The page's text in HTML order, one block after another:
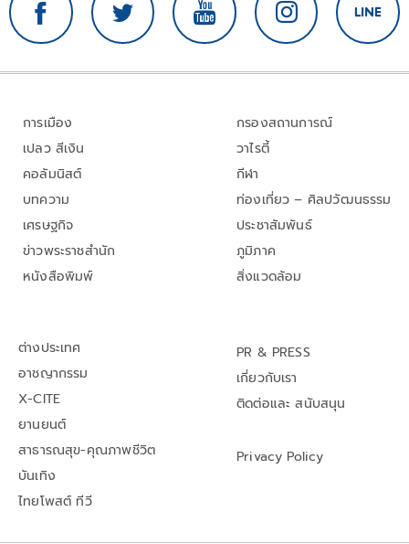
การเมือง
เปลว สีเงิน
คอลัมนิสต์
บทความ
เศรษฐกิจ
ข่าวพระราชสำนัก
หนังสือพิมพ์
กรองสถานการณ์
วาไรตี้
กีฬา
ท่องเที่ยว – ศิลปวัฒนธรรม
ประชาสัมพันธ์
ภูมิภาค
สิ่งแวดล้อม
ต่างประเทศ
อาชญากรรม
X-CITE
ยานยนต์
สาธารณสุข-คุณภาพชีวิต
บันเทิง
ไทยโพสต์ ทีวี
PR & PRESS
เกี่ยวกับเรา
ติดต่อและ สนับสนุน
Privacy Policy